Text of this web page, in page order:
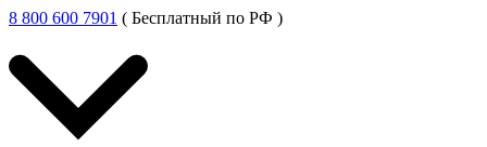
8 800 600 7901 ( Бесплатный по РФ )